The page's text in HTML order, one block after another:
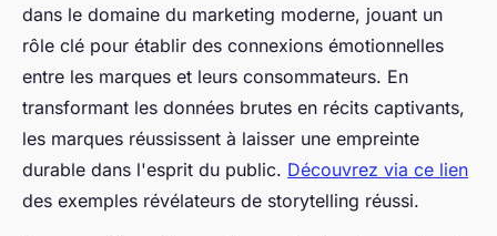
dans le domaine du marketing moderne, jouant un
rôle clé pour établir des connexions émotionnelles
entre les marques et leurs consommateurs. En
transformant les données brutes en récits captivants,
les marques réussissent à laisser une empreinte
durable dans l'esprit du public. Découvrez via ce lien
des exemples révélateurs de storytelling réussi.